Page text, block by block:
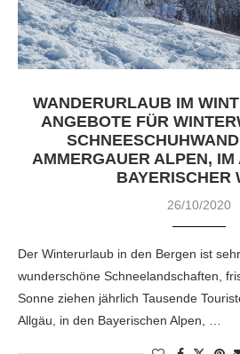
WANDERURLAUB IM
ANGEBOTE FÜR
AMMERGAUER ALPEN,
BAYERISCHER
26/10/2020
Der Winterurlaub in den Bergen ist
wunderschöne Schneelandschaften,
Sonne ziehen jährlich Tausende
Allgäu, in den Bayerischen Alpen, …